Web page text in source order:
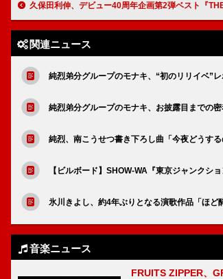
久保田利伸、デビュー40周年企画第2弾ベスト『THE BADDEST ～Son of R＆B～』3/11リリー
関連ニュース
純烈弟分グループのモナキ、“初のリリイベ”
純烈弟分グループのモナキ、お披露目までの
純烈、南こうせつ書き下ろし曲「今夜どうす
【ビルボード】SHOW-WA『東京ジャンクシ
氷川きよし、約4年ぶりとなる演歌作品「ほど
音楽ニュース
FRUITS ZIPPER、